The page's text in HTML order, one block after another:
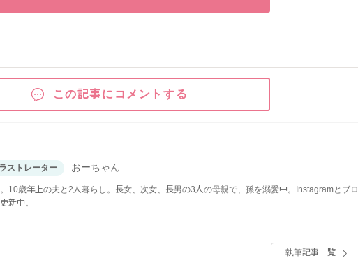
この記事にコメントする
ストレーター おーちゃん
10歳年上の夫と2人暮らし。長女、次女、長男の3人の母親で、孫を溺愛中。Instagramとブロ
新中。
執筆記事一覧